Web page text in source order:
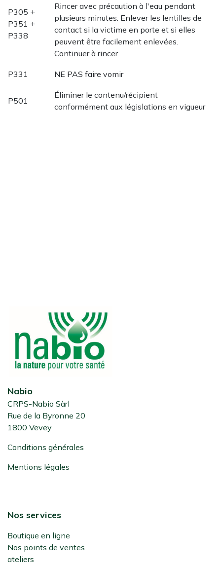
P305 +
P351 +
P338
Rincer avec précaution à l'eau pendant
plusieurs minutes. Enlever les lentilles de
contact si la victime en porte et si elles
peuvent être facilement enlevées.
Continuer à rincer.
P331 NE PAS faire vomir
P501
Éliminer le contenu/récipient
conformément aux législations en vigueur
Nabio
CRPS-Nabio Sàrl
Rue de la Byronne 20
1800 Vevey
Conditions générales
Mentions légales
Nos services
Boutique en ligne
Nos points de ventes
ateliers